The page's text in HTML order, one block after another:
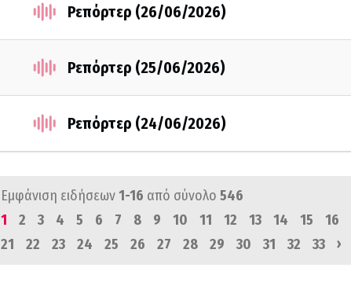
Ρεπόρτερ (26/06/2026)
Ρεπόρτερ (25/06/2026)
Ρεπόρτερ (24/06/2026)
Εμφάνιση ειδήσεων1-16 από σύνολο 546
1
2 3 4 5 6 7 8 9 10 11 12 13 14 15 16
21
22 23 24 25 26 27 28 29 30 31 32 33 ›